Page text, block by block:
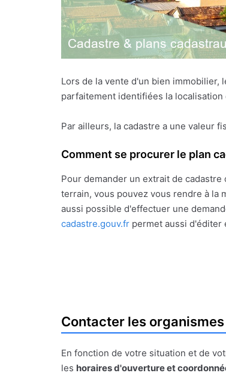
Lors de la vente d'un bien
parfaitement identifiées la
Par ailleurs, la cadastre a une valeur
Comment se procurer le plan
Pour demander un extrait de
terrain, vous pouvez vous rendre à la
aussi possible d'effectuer une
cadastre.gouv.fr permet aussi d'éditer
Contacter les
En fonction de votre situation et de
les horaires d'ouverture et